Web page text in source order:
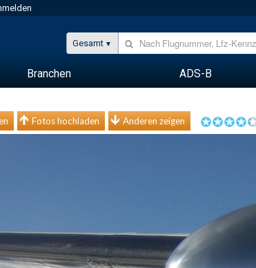
Gesamt
Branchen ADS-B
Fotos hochladen Anderen zeigen